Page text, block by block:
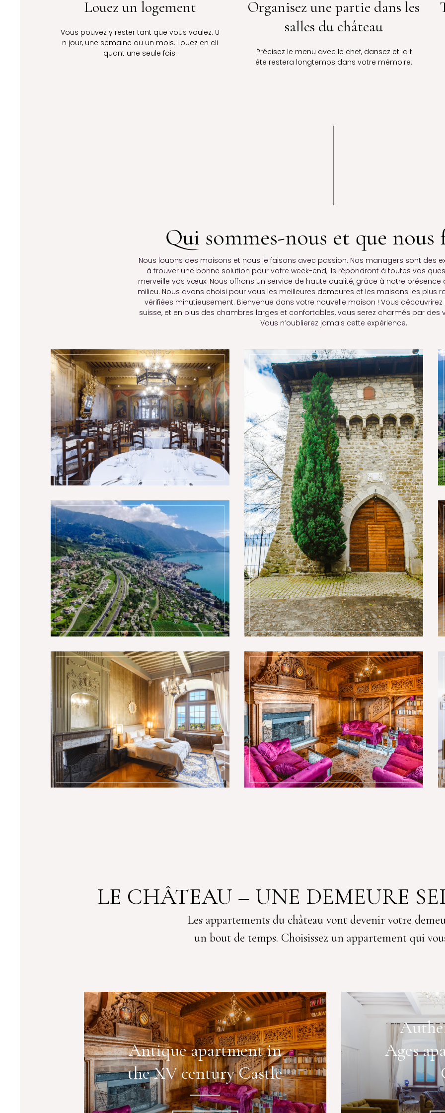
Louez un logement
Vous pouvez y rester tant que vous voulez. U
n jour, une semaine ou un mois. Louez en cli
quant une seule fois.
Organisez une partie dans les
salles du château
Précisez le menu avec le chef, dansez et la f
ête restera longtemps dans votre mémoire.
Qui sommes-nous et que nous
Nous louons des maisons et nous le faisons avec passion. Nos managers sont des
à trouver une bonne solution pour votre week-end, ils répondront à toutes vos
merveille vos vœux. Nous offrons un service de haute qualité, grâce à notre
milieu. Nous avons choisi pour vous les meilleures demeures et les maisons les plus
vérifiées minutieusement. Bienvenue dans votre nouvelle maison ! Vous
suisse, et en plus des chambres larges et confortables, vous serez charmés par des
Vous n’oublierez jamais cette expérience.
LE CHÂTEAU – UNE DEMEURE
Les appartements du château vont devenir votre
un bout de temps. Choisissez un appartement qui
Antique apartment in
the XV century Castle
Ages